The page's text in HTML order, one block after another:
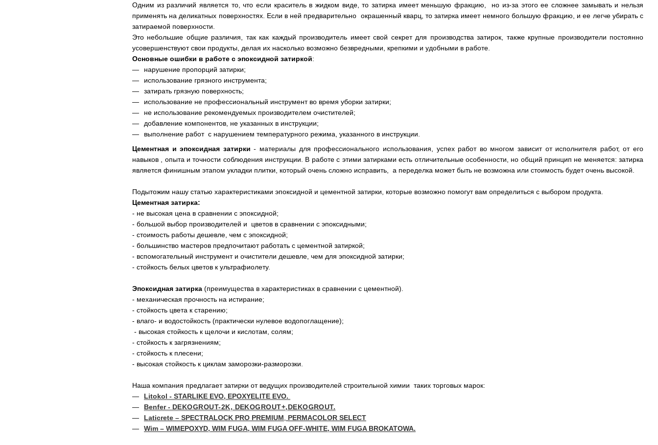
Одним из различий является то, что если краситель в жидком виде, то затирка имеет меньшую фракцию, но из-за этого ее сложнее замывать и нельзя
применять на деликатных поверхностях. Если в ней предварительно окрашенный кварц, то затирка имеет немного большую фракцию, и ее легче убирать с
затираемой поверхности.
Это небольшие общие различия, так как каждый производитель имеет свой секрет для производства затирок, также крупные производители постоянно
усовершенствуют свои продукты, делая их насколько возможно безвредными, крепкими и удобными в работе.
Основные ошибки в работе с эпоксидной затиркой:
нарушение пропорций затирки;
использование грязного инструмента;
затирать грязную поверхность;
использование не профессиональный инструмент во время уборки затирки;
не использование рекомендуемых производителем очистителей;
добавление компонентов, не указанных в инструкции;
выполнение работ с нарушением температурного режима, указанного в инструкции.
Цементная и эпоксидная затирки - материалы для профессионального использования, успех работ во многом зависит от исполнителя работ, от его
навыков , опыта и точности соблюдения инструкции. В работе с этими затирками есть отличительные особенности, но общий принцип не меняется: затирка
является финишным этапом укладки плитки, который очень сложно исправить, а переделка может быть не возможна или стоимость будет очень высокой.
Подытожим нашу статью характеристиками эпоксидной и цементной затирки, которые возможно помогут вам определиться с выбором продукта.
Цементная затирка:
- не высокая цена в сравнении с эпоксидной;
- большой выбор производителей и цветов в сравнении с эпоксидными;
- стоимость работы дешевле, чем с эпоксидной;
- большинство мастеров предпочитают работать с цементной затиркой;
- вспомогательный инструмент и очистители дешевле, чем для эпоксидной затирки;
- стойкость белых цветов к ультрафиолету.
Эпоксидная затирка (преимущества в характеристиках в сравнении с цементной).
- механическая прочность на истирание;
- стойкость цвета к старению;
- влаго- и водостойкость (практически нулевое водопоглащение);
- высокая стойкость к щелочи и кислотам, солям;
- стойкость к загрязнениям;
- стойкость к плесени;
- высокая стойкость к циклам заморозки-разморозки.
Наша компания предлагает затирки от ведущих производителей строительной химии таких торговых марок:
Litokol - STARLIKE EVO, EPOXYELITE EVO.
Benfer - DEKOGROUT-2K, DEKOGROUT+,DEKOGROUT.
Laticrete – SPECTRALOCK PRO PREMIUM
PERMACOLOR SELECT
Wim – WIMEPOXYD, WIM FUGA, WIM FUGA OFF-WHITE, WIM FUGA BROKATOWA.